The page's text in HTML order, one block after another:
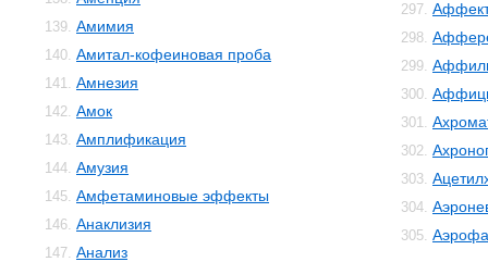
139. Амимия
140. Амитал-кофеиновая проба
141. Амнезия
142. Амок
143. Амплификация
144. Амузия
145. Амфетаминовые эффекты
146. Анаклизия
147. Анализ
297.
298.
299.
300.
301.
302.
303.
304.
305.